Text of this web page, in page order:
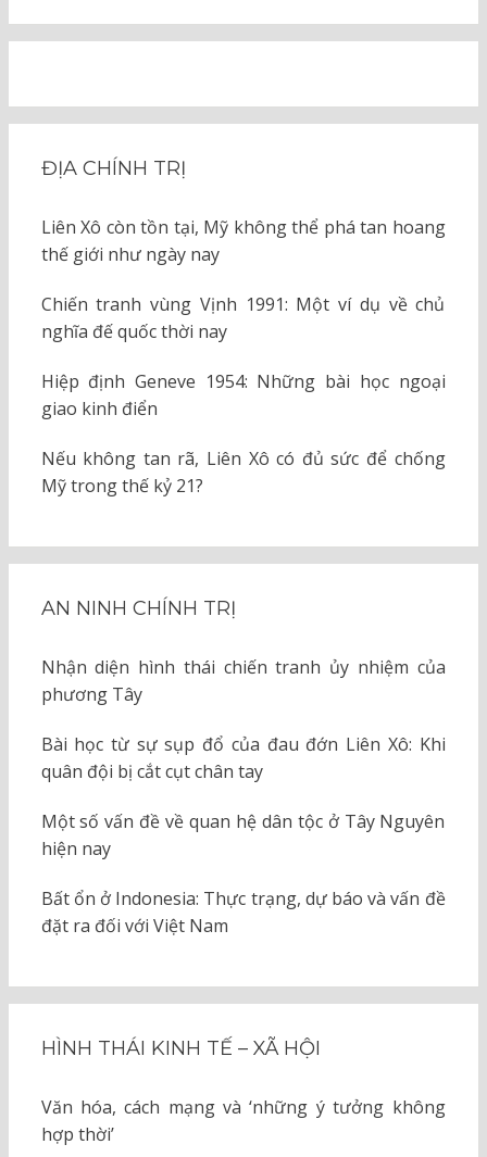
ĐỊA CHÍNH TRỊ
Liên Xô còn tồn tại, Mỹ không thể phá tan hoang
thế giới như ngày nay
Chiến tranh vùng Vịnh 1991: Một ví dụ về chủ
nghĩa đế quốc thời nay
Hiệp định Geneve 1954: Những bài học ngoại
giao kinh điển
Nếu không tan rã, Liên Xô có đủ sức để chống
Mỹ trong thế kỷ 21?
AN NINH CHÍNH TRỊ
Nhận diện hình thái chiến tranh ủy nhiệm của
phương Tây
Bài học từ sự sụp đổ của đau đớn Liên Xô: Khi
quân đội bị cắt cụt chân tay
Một số vấn đề về quan hệ dân tộc ở Tây Nguyên
hiện nay
Bất ổn ở Indonesia: Thực trạng, dự báo và vấn đề
đặt ra đối với Việt Nam
HÌNH THÁI KINH TẾ – XÃ HỘI
Văn hóa, cách mạng và ‘những ý tưởng không
hợp thời’